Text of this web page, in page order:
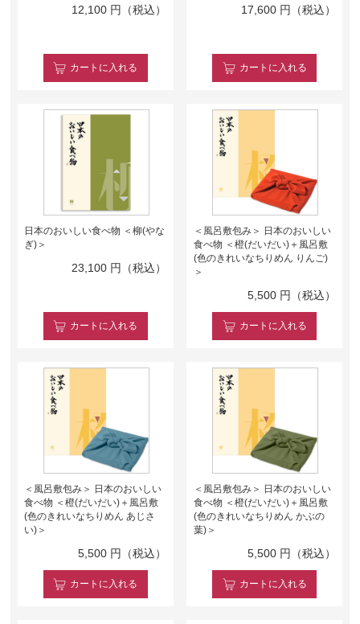
12,100 円（税込）
カート に入れる
17,600 円（税込）
カート に入れる
日本のおいしい食べ物 ＜柳(やな
ぎ)＞
23,100 円（税込）
カート に入れる
＜風呂敷包み＞ 日本のおいしい
食べ物 ＜橙(だいだい)＋風呂敷
(色のきれいなちりめん りんご)
＞
5,500 円（税込）
カート に入れる
＜風呂敷包み＞ 日本のおいしい
食べ物 ＜橙(だいだい)＋風呂敷
(色のきれいなちりめん あじさ
い)＞
5,500 円（税込）
カート に入れる
＜風呂敷包み＞ 日本のおいしい
食べ物 ＜橙(だいだい)＋風呂敷
(色のきれいなちりめん かぶの
葉)＞
5,500 円（税込）
カート に入れる